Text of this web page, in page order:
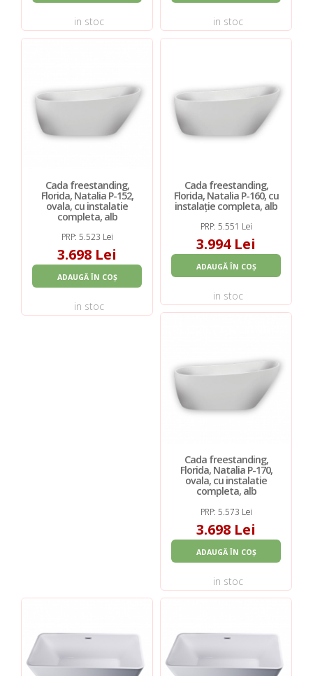
in stoc in stoc
Cada freestanding,
Florida, Natalia P-152,
ovala, cu instalatie
completa, alb
PRP: 5.523 Lei
3.698 Lei
ADAUGĂ ÎN COȘ
in stoc
Cada freestanding,
Florida, Natalia P-160, cu
instalație completa, alb
PRP: 5.551 Lei
3.994 Lei
ADAUGĂ ÎN COȘ
in stoc
Cada freestanding,
Florida, Natalia P-170,
ovala, cu instalatie
completa, alb
PRP: 5.573 Lei
3.698 Lei
ADAUGĂ ÎN COȘ
in stoc